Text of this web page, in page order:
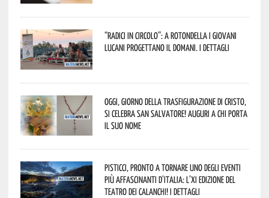
“Radici in Circolo”: a Rotondella i giovani
lucani progettano il domani. I dettagli
Oggi, giorno della Trasfigurazione di Cristo,
si celebra San Salvatore! Auguri a chi porta
il suo nome
Pisticci, pronto a tornare uno degli eventi
più affascinanti d’Italia: l’XI edizione del
Teatro dei Calanchi! I dettagli